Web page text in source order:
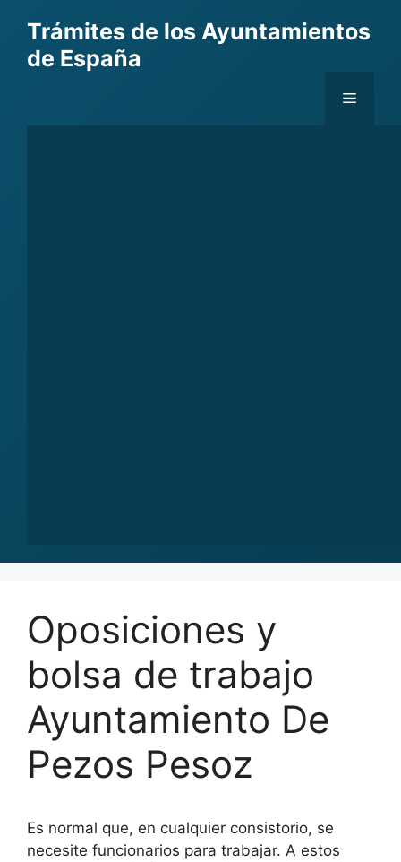
content
Trámites de los Ayuntamientos
de España
Menu
Oposiciones y
bolsa de trabajo
Ayuntamiento De
Pezos Pesoz
Es normal que, en cualquier consistorio, se
necesite funcionarios para trabajar. A estos